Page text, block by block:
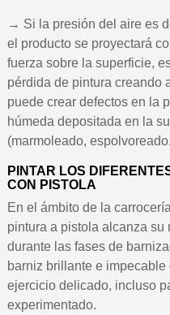
→ Si la presión del aire es
el producto se proyectará
fuerza sobre la superficie,
pérdida de pintura creando
puede crear defectos en la
húmeda depositada en la
(marmoleado,
PINTAR LOS
CON PISTOLA
En el ámbito de la
pintura a pistola alcanza su
durante las fases de
barniz brillante e impecable
ejercicio delicado, incluso
experimentado.